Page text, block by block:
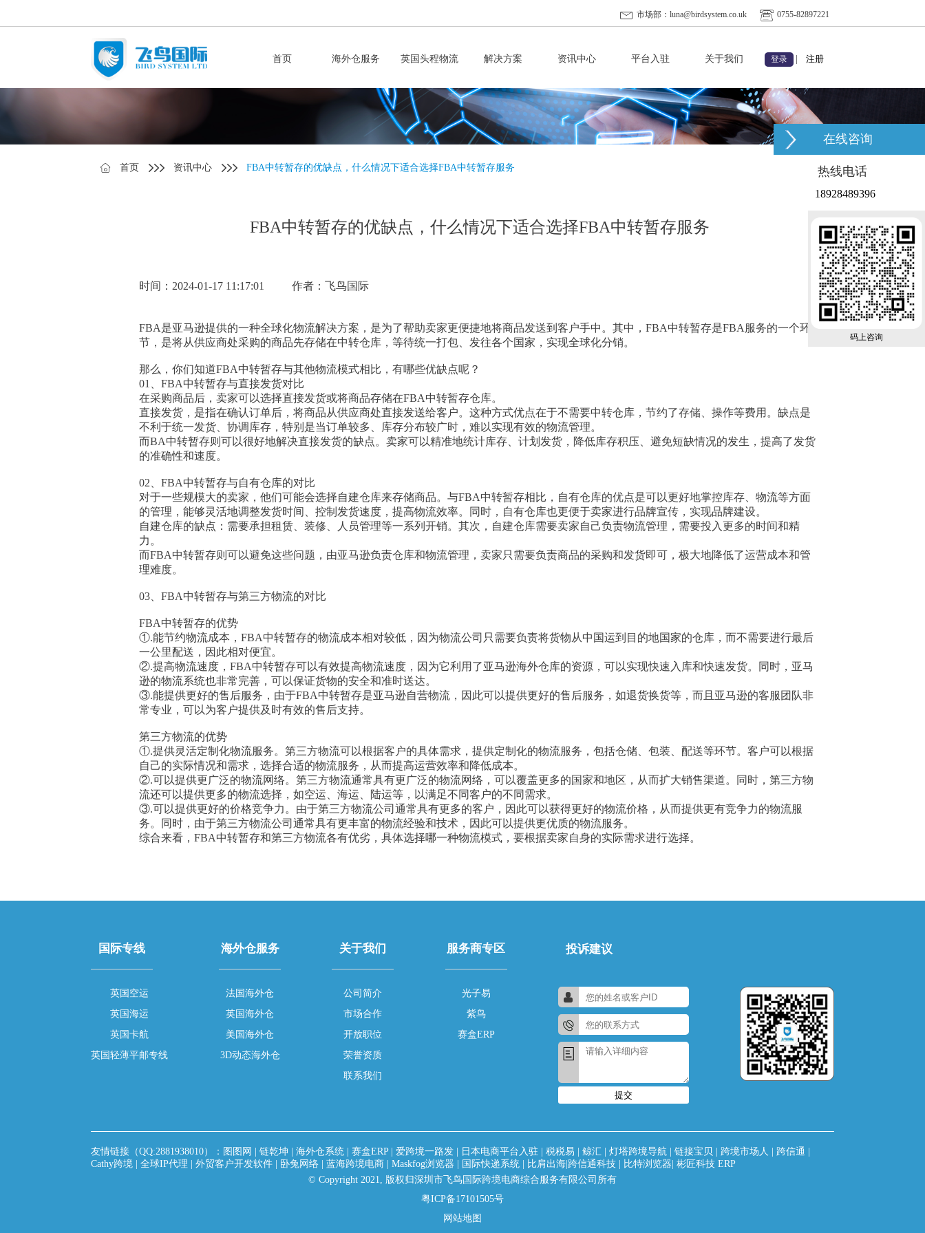
市场部：luna@birdsystem.co.uk 0755-82897221
首页 海外仓服务 英国头程物流 解决方案 资讯中心 平台入驻 关于我们 登录 注册
首页 资讯中心 FBA中转暂存的优缺点，什么情况下适合选择FBA中转暂存服务
FBA中转暂存的优缺点，什么情况下适合选择FBA中转暂存服务
时间：2024-01-17 11:17:01 作者：飞鸟国际
FBA是亚马逊提供的一种全球化物流解决方案，是为了帮助卖家更便捷地将商品发送到客户手中。其中，FBA中转暂存是FBA服务的一个环
节，是将从供应商处采购的商品先存储在中转仓库，等待统一打包、发往各个国家，实现全球化分销。
那么，你们知道FBA中转暂存与其他物流模式相比，有哪些优缺点呢？
01、FBA中转暂存与直接发货对比
在采购商品后，卖家可以选择直接发货或将商品存储在FBA中转暂存仓库。
直接发货，是指在确认订单后，将商品从供应商处直接发送给客户。这种方式优点在于不需要中转仓库，节约了存储、操作等费用。缺点是
不利于统一发货、协调库存，特别是当订单较多、库存分布较广时，难以实现有效的物流管理。
而BA中转暂存则可以很好地解决直接发货的缺点。卖家可以精准地统计库存、计划发货，降低库存积压、避免短缺情况的发生，提高了发货
的准确性和速度。
02、FBA中转暂存与自有仓库的对比
对于一些规模大的卖家，他们可能会选择自建仓库来存储商品。与FBA中转暂存相比，自有仓库的优点是可以更好地掌控库存、物流等方面
的管理，能够灵活地调整发货时间、控制发货速度，提高物流效率。同时，自有仓库也更便于卖家进行品牌宣传，实现品牌建设。
自建仓库的缺点：需要承担租赁、装修、人员管理等一系列开销。其次，自建仓库需要卖家自己负责物流管理，需要投入更多的时间和精
力。
而FBA中转暂存则可以避免这些问题，由亚马逊负责仓库和物流管理，卖家只需要负责商品的采购和发货即可，极大地降低了运营成本和管
理难度。
03、FBA中转暂存与第三方物流的对比
FBA中转暂存的优势
①.能节约物流成本，FBA中转暂存的物流成本相对较低，因为物流公司只需要负责将货物从中国运到目的地国家的仓库，而不需要进行最后
一公里配送，因此相对便宜。
②.提高物流速度，FBA中转暂存可以有效提高物流速度，因为它利用了亚马逊海外仓库的资源，可以实现快速入库和快速发货。同时，亚马
逊的物流系统也非常完善，可以保证货物的安全和准时送达。
③.能提供更好的售后服务，由于FBA中转暂存是亚马逊自营物流，因此可以提供更好的售后服务，如退货换货等，而且亚马逊的客服团队非
常专业，可以为客户提供及时有效的售后支持。
第三方物流的优势
①.提供灵活定制化物流服务。第三方物流可以根据客户的具体需求，提供定制化的物流服务，包括仓储、包装、配送等环节。客户可以根据
自己的实际情况和需求，选择合适的物流服务，从而提高运营效率和降低成本。
②.可以提供更广泛的物流网络。第三方物流通常具有更广泛的物流网络，可以覆盖更多的国家和地区，从而扩大销售渠道。同时，第三方物
流还可以提供更多的物流选择，如空运、海运、陆运等，以满足不同客户的不同需求。
③.可以提供更好的价格竞争力。由于第三方物流公司通常具有更多的客户，因此可以获得更好的物流价格，从而提供更有竞争力的物流服
务。同时，由于第三方物流公司通常具有更丰富的物流经验和技术，因此可以提供更优质的物流服务。
综合来看，FBA中转暂存和第三方物流各有优劣，具体选择哪一种物流模式，要根据卖家自身的实际需求进行选择。
国际专线
英国空运
英国海运
英国卡航
英国轻薄平邮专线
海外仓服务
法国海外仓
英国海外仓
美国海外仓
3D动态海外仓
关于我们
公司简介
市场合作
开放职位
荣誉资质
联系我们
服务商专区
光子易
紫鸟
赛盒ERP
投诉建议
提交
友情链接（QQ:2881938010）： 图图网 链乾坤 海外仓系统 赛盒ERP| 爱跨境一路发 日本电商平台入驻 税税易 鲸汇 灯塔跨境导航 链接宝贝 跨境市场人 跨信通
Cathy跨境
全球IP代理 外贸客户开发软件 卧兔网络 蓝海跨境电商 Maskfog浏览器 国际快递系统 比肩出海|跨信通科技 比特浏览器 彬匠科技 ERP
© Copyright 2021, 版权归深圳市飞鸟国际跨境电商综合服务有限公司所有
粤ICP备17101505号
网站地图
在线咨询
热线电话
18928489396
码上咨询